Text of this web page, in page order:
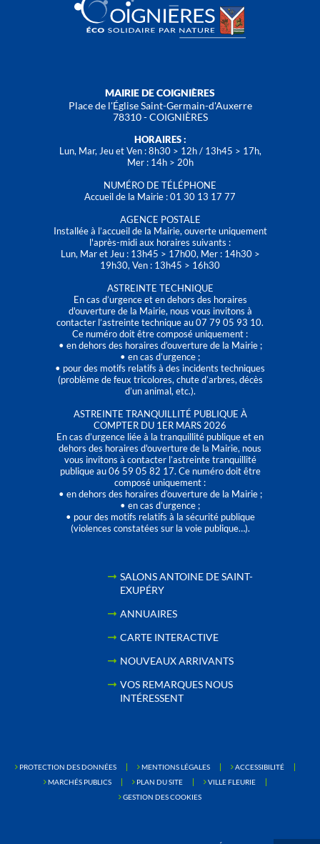
MAIRIE DE COIGNIÈRES
Place de l'Église Saint-Germain-d'Auxerre
78310 - COIGNIÈRES
HORAIRES :
Lun, Mar, Jeu et Ven : 8h30 > 12h / 13h45 > 17h,
Mer : 14h > 20h
NUMÉRO DE TÉLÉPHONE
Accueil de la Mairie : 01 30 13 17 77
AGENCE POSTALE
Installée à l’accueil de la Mairie, ouverte uniquement
l'après-midi aux horaires suivants :
Lun, Mar et Jeu : 13h45 > 17h00, Mer : 14h30 >
19h30, Ven : 13h45 > 16h30
ASTREINTE TECHNIQUE
En cas d’urgence et en dehors des horaires
d'ouverture de la Mairie, nous vous invitons à
contacter l’astreinte technique au 07 79 05 93 10.
Ce numéro doit être composé uniquement :
• en dehors des horaires d’ouverture de la Mairie ;
• en cas d’urgence ;
• pour des motifs relatifs à des incidents techniques
(problème de feux tricolores, chute d’arbres, décès
d’un animal, etc.).
ASTREINTE TRANQUILLITÉ PUBLIQUE À
COMPTER DU 1ER MARS 2026
En cas d’urgence liée à la tranquillité publique et en
dehors des horaires d'ouverture de la Mairie, nous
vous invitons à contacter l’astreinte tranquillité
publique au 06 59 05 82 17. Ce numéro doit être
composé uniquement :
• en dehors des horaires d’ouverture de la Mairie ;
• en cas d’urgence ;
• pour des motifs relatifs à la sécurité publique
(violences constatées sur la voie publique…).
SALONS ANTOINE DE SAINT-
EXUPÉRY
ANNUAIRES
CARTE INTERACTIVE
NOUVEAUX ARRIVANTS
VOS REMARQUES NOUS
INTÉRESSENT
PROTECTION DES DONNÉES MENTIONS LÉGALES
ACCESSIBILITÉ
MARCHÉS PUBLICS
PLAN DU SITE
VILLE FLEURIE
GESTION DES COOKIES